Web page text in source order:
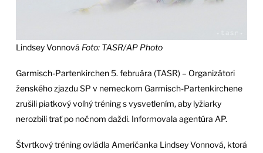
Lindsey Vonnová Foto: TASR/AP Photo
Garmisch-Partenkirchen 5. februára (TASR) – Organizátori
ženského zjazdu SP v nemeckom Garmisch-Partenkirchene
zrušili piatkový voľný tréning s vysvetlením, aby lyžiarky
nerozbili trať po nočnom daždi. Informovala agentúra AP.
Štvrtkový tréning ovládla Američanka Lindsey Vonnová, ktorá